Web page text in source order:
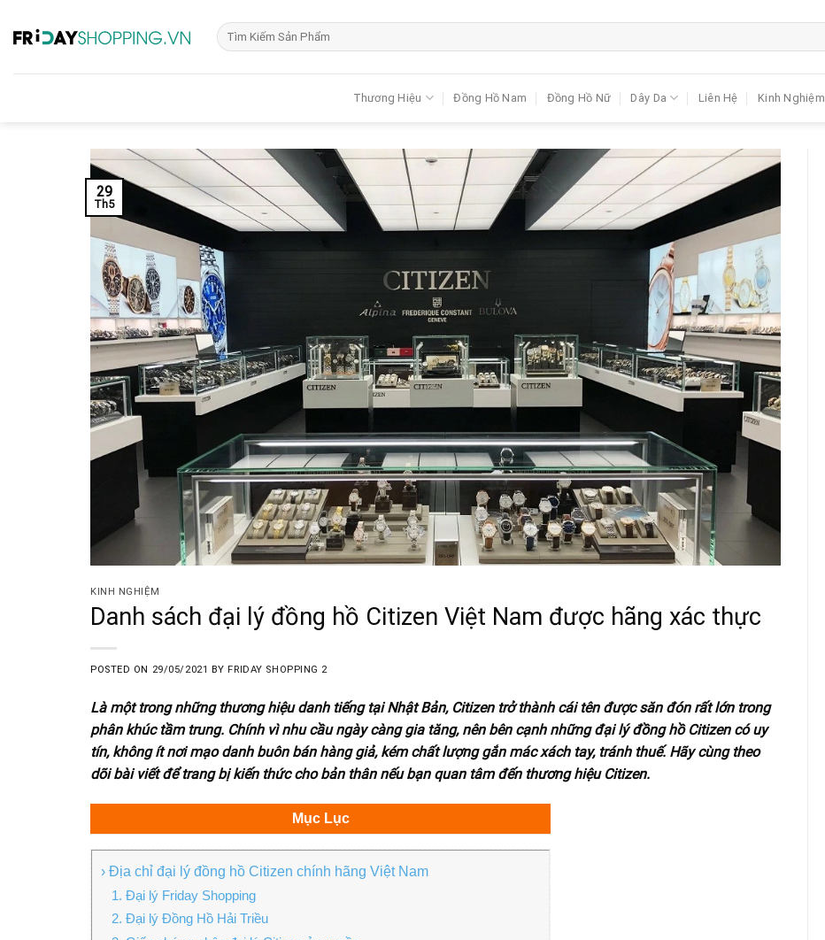
to
Tìm
kiếm:
Thương Hiệu Đồng Hồ Nam Đồng Hồ Nữ Dây Da Liên Hệ Kinh Nghiệm
29
Th5
KINH NGHIỆM
Danh sách đại lý đồng hồ Citizen Việt Nam được hãng xác thực
POSTED ON 29/05/2021 BY FRIDAY SHOPPING 2
Là một trong những thương hiệu danh tiếng tại Nhật Bản, Citizen trở thành cái tên được săn đón rất lớn trong
phân khúc tầm trung. Chính vì nhu cầu ngày càng gia tăng, nên bên cạnh những đại lý đồng hồ Citizen có uy
tín, không ít nơi mạo danh buôn bán hàng giả, kém chất lượng gắn mác xách tay, tránh thuế. Hãy cùng theo
dõi bài viết để trang bị kiến thức cho bản thân nếu bạn quan tâm đến thương hiệu Citizen.
Mục Lục
› Địa chỉ đại lý đồng hồ Citizen chính hãng Việt Nam
1. Đại lý Friday Shopping
2. Đại lý Đồng Hồ Hải Triều